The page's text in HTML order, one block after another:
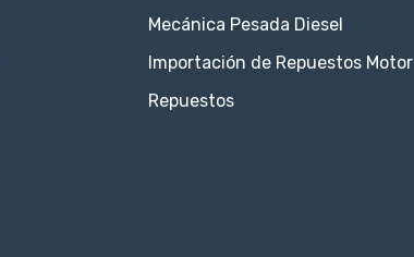
Mecánica Pesada Diesel
Importación de Repuestos Motor
Repuestos